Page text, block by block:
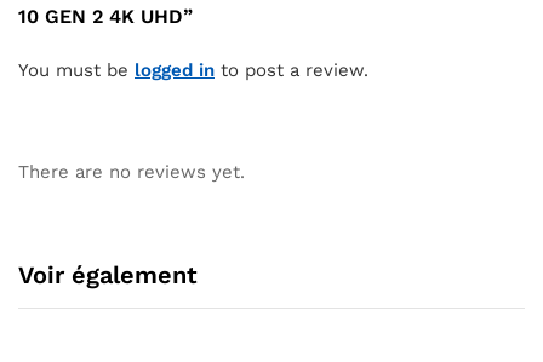
10 GEN 2 4K UHD”
You must be logged in to post a review.
There are no reviews yet.
Voir également